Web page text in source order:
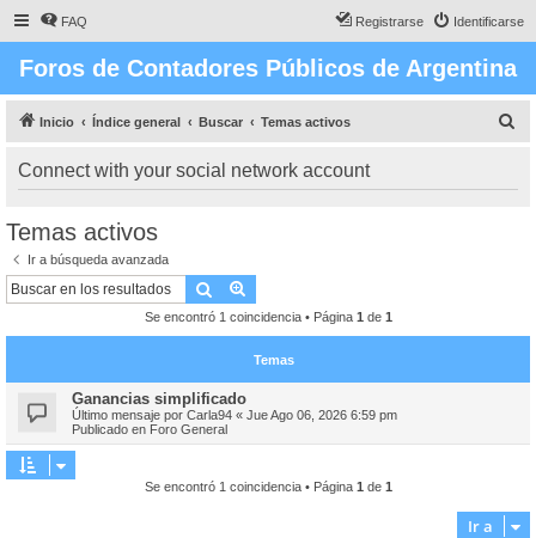
FAQ Identificarse
Registrarse
Foros de Contadores Públicos de Argentina
Inicio Índice general Buscar Temas activos
Connect with your social network account
Temas activos
Ir a búsqueda avanzada
Buscar
Se encontró 1 coincidencia • Página 1 de 1
Temas
Ganancias simplificado
Último mensaje por Carla94 « Jue Ago 06, 2026 6:59 pm
Publicado en Foro General
Se encontró 1 coincidencia • Página 1 de 1
Ir a